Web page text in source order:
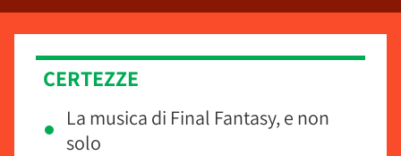
CERTEZZE
La musica di Final Fantasy, e non
solo